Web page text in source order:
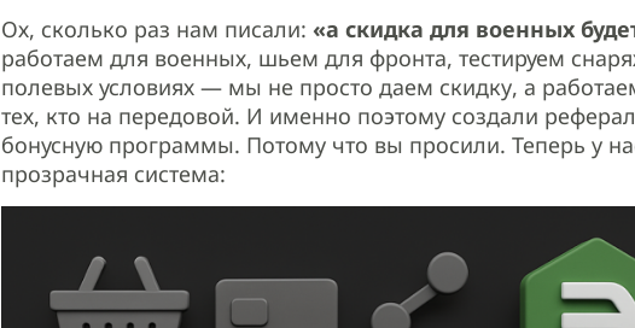
Ох, сколько раз нам писали: «а скидка для военных
работаем для военных, шьем для фронта, тестируем
полевых условиях — мы не просто даем скидку, а
тех, кто на передовой. И именно поэтому создали
бонусную программы. Потому что вы просили. Теперь у
прозрачная система: